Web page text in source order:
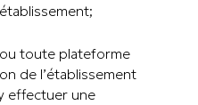
toute plateforme
de l’établissement
effectuer une